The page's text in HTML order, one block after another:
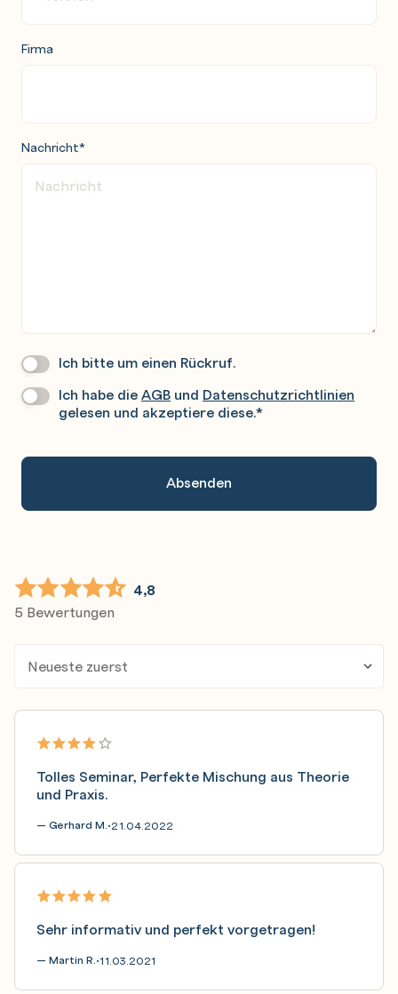
Firma
Nachricht*
Wir
Sie
Ich bitte um einen Rückruf.
Datenschutz*
Ich habe dieAGB und Datenschutzrichtlinien
gelesen und akzeptiere diese.*
4,8
5 Bewertungen
Tolles Seminar, Perfekte Mischung aus Theorie
und Praxis.
— Gerhard M.•21.04.2022
Sehr informativ und perfekt vorgetragen!
— Martin R.•11.03.2021